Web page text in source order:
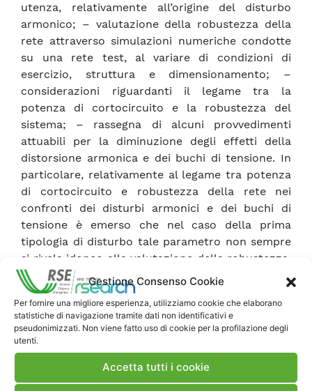
Gestione Consenso Cookie
Per fornire una migliore esperienza, utilizziamo cookie che elaborano
statistiche di navigazione tramite dati non identificativi e
pseudonimizzati. Non viene fatto uso di cookie per la profilazione degli
utenti.
Accetta tutti i cookie
utenza, relativamente all’origine del disturbo
armonico; – valutazione della robustezza della
rete attraverso simulazioni numeriche condotte
su una rete test, al variare di condizioni di
esercizio, struttura e dimensionamento; –
considerazioni riguardanti il legame tra la
potenza di cortocircuito e la robustezza del
sistema; – rassegna di alcuni provvedimenti
attuabili per la diminuzione degli effetti della
distorsione armonica e dei buchi di tensione. In
particolare, relativamente al legame tra potenza
di cortocircuito e robustezza della rete nei
confronti dei disturbi armonici e dei buchi di
tensione è emerso che nel caso della prima
tipologia di disturbo tale parametro non sempre
si rivela idoneo alla valutazione della robustezza,
come in alcune condizioni di rete quali quelle di
risonanza. Per quanto riguarda i buchi di
tensione, ad interventi che comportano un
aumento della potenza di cortocircuito non
sempre è associabile un miglioramento della